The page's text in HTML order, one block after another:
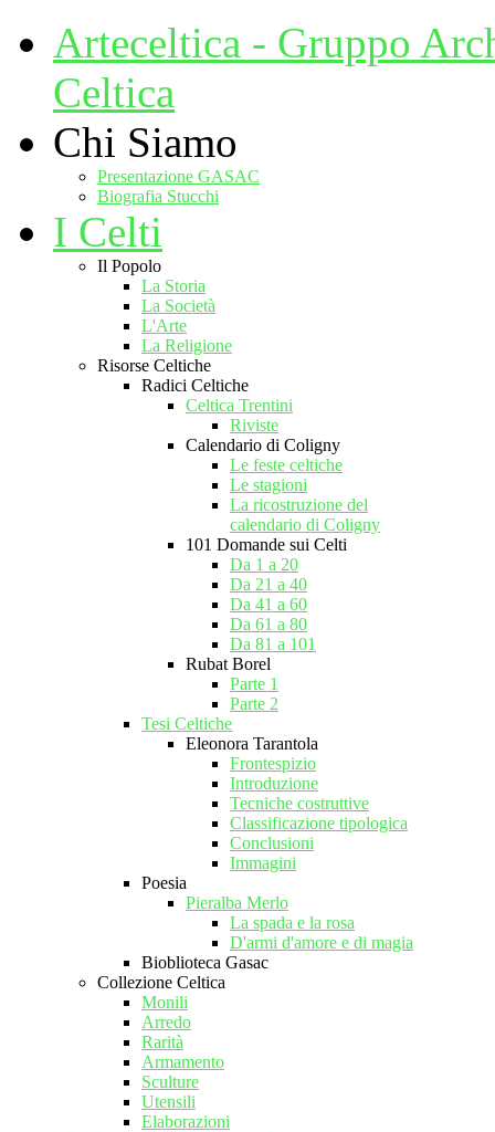
Arteceltica - Gruppo
Celtica
Chi Siamo
Presentazione GASAC
Biografia Stucchi
I Celti
Il Popolo
La Storia
La Società
L'Arte
La Religione
Risorse Celtiche
Radici Celtiche
Celtica Trentini
Riviste
Calendario di Coligny
Le feste celtiche
Le stagioni
La ricostruzione del
calendario di Coligny
101 Domande sui Celti
Da 1 a 20
Da 21 a 40
Da 41 a 60
Da 61 a 80
Da 81 a 101
Rubat Borel
Parte 1
Parte 2
Tesi Celtiche
Eleonora Tarantola
Frontespizio
Introduzione
Tecniche costruttive
Classificazione tipologica
Conclusioni
Immagini
Poesia
Pieralba Merlo
La spada e la rosa
D'armi d'amore e di magia
Bioblioteca Gasac
Collezione Celtica
Monili
Arredo
Rarità
Armamento
Sculture
Utensili
Elaborazioni